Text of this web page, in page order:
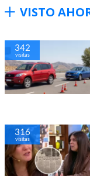
VISTO
342
visitas
316
visitas